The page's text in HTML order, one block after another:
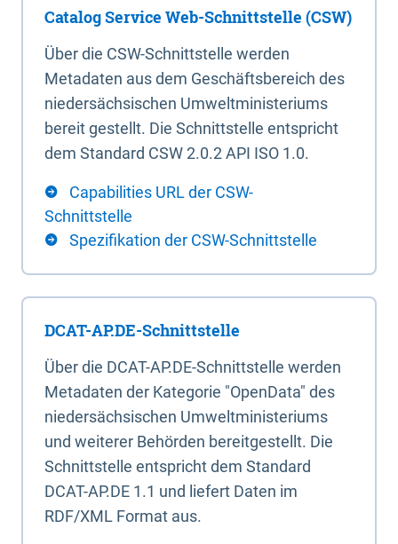
Catalog Service Web-Schnittstelle (CSW)
Über die CSW-Schnittstelle werden
Metadaten aus dem Geschäftsbereich des
niedersächsischen Umweltministeriums
bereit gestellt. Die Schnittstelle entspricht
dem Standard CSW 2.0.2 API ISO 1.0.
Capabilities URL der CSW-
Schnittstelle
Spezifikation der CSW-Schnittstelle
DCAT-AP.DE-Schnittstelle
Über die DCAT-AP.DE-Schnittstelle werden
Metadaten der Kategorie "OpenData" des
niedersächsischen Umweltministeriums
und weiterer Behörden bereitgestellt. Die
Schnittstelle entspricht dem Standard
DCAT-AP.DE 1.1 und liefert Daten im
RDF/XML Format aus.